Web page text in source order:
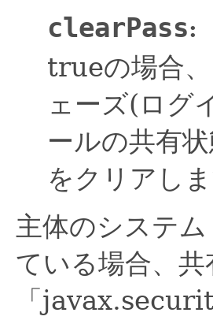
clearPass:
trueの場合
ェーズ(ログ
ールの共有
をクリアしま
主体のシステ
ている場合、共
「